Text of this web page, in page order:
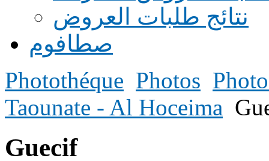
نتائج طلبات العروض
صطافوم
Photothéque Photos
Taounate - Al Hoceima
Guecif